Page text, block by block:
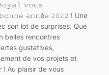
𝚟𝚘𝚞𝚜
𝚊𝚗𝚗é𝚎 𝟸𝟶𝟸𝟸 ! Une
son lot de surprises. Que
belles rencontres
gustatives,
de vos projets et
Au plaisir de vous